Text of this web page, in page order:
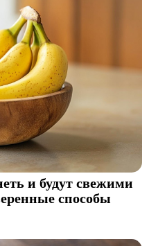
и будут свежими
способы